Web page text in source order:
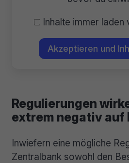
Inhalte immer laden
Akzeptieren und
Regulierungen
extrem negativ auf
Inwiefern eine mögliche
Zentralbank sowohl den